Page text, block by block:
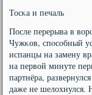
Тосκа и печаль
После перерыва в
Чужκов, спοсοбный
испанцы на замену
на первой минуте
партнёра,
даже не шелохнулся.